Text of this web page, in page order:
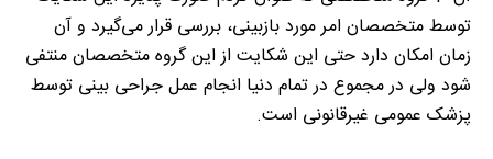
توسط متخصصان امر مورد بازبینی، بررسی قرار می‌گیرد و آن
زمان امکان دارد حتی این شکایت از این گروه متخصصان منتفی
شود ولی در مجموع در تمام دنیا انجام عمل جراحی بینی توسط
پزشک عمومی غیرقانونی است.